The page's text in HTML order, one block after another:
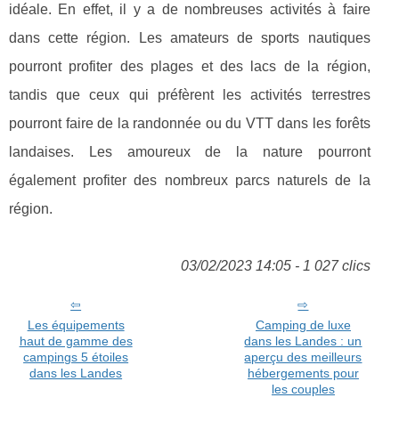
idéale. En effet, il y a de nombreuses activités à faire
dans cette région. Les amateurs de sports nautiques
pourront profiter des plages et des lacs de la région,
tandis que ceux qui préfèrent les activités terrestres
pourront faire de la randonnée ou du VTT dans les forêts
landaises. Les amoureux de la nature pourront
également profiter des nombreux parcs naturels de la
région.
03/02/2023 14:05 - 1 027 clics
Les équipements
haut de gamme des
campings 5 étoiles
dans les Landes
Camping de luxe
dans les Landes : un
aperçu des meilleurs
hébergements pour
les couples